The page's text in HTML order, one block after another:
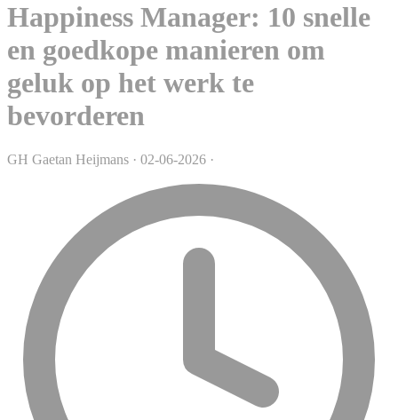
Happiness Manager: 10 snelle
en goedkope manieren om
geluk op het werk te
bevorderen
GH Gaetan Heijmans · 02-06-2026 ·